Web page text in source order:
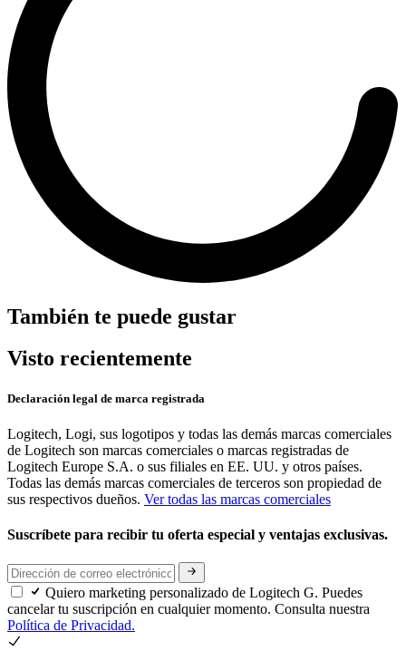
También te puede gustar
Visto recientemente
Declaración legal de marca registrada
Logitech, Logi, sus logotipos y todas las demás marcas comerciales
de Logitech son marcas comerciales o marcas registradas de
Logitech Europe S.A. o sus filiales en EE. UU. y otros países.
Todas las demás marcas comerciales de terceros son propiedad de
sus respectivos dueños. Ver todas las marcas comerciales
Suscríbete para recibir tu oferta especial y ventajas exclusivas.
Quiero marketing personalizado de Logitech G. Puedes
cancelar tu suscripción en cualquier momento. Consulta nuestra
Política de Privacidad.